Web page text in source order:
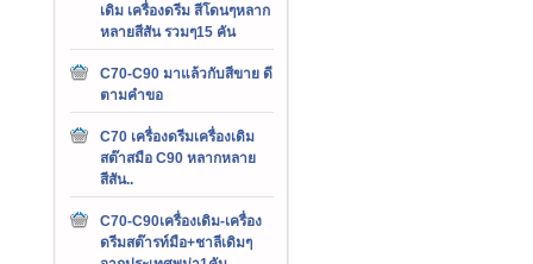
เดิม เครื่องดรีม สีโดนๆหลาก
หลายสีสัน รวมๆ15 คัน
C70-C90 มาแล้วกับสีขาย ดี
ตามคำขอ
C70 เครื่องดรีมเครื่องเดิม
สต๊าสมือ C90 หลากหลาย
สีสัน..
C70-C90เครื่องเดิม-เครื่อง
ดรีมสต๊ารท์มือ+ชาลีเดิมๆ